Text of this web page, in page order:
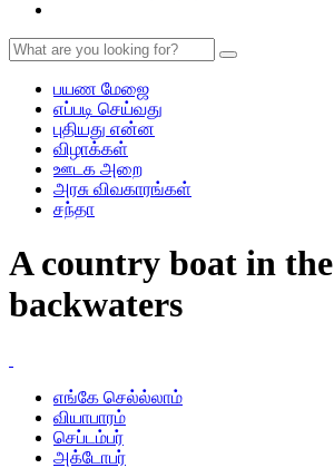
பயண மேஜை
எப்படி செய்வது
புதியது என்ன
விழாக்கள்
ஊடக அறை
அரசு விவகாரங்கள்
சந்தா
A country boat in the
backwaters
எங்கே செல்ல்லாம்
வியாபாரம்
செப்டம்பர்
அக்டோபர்